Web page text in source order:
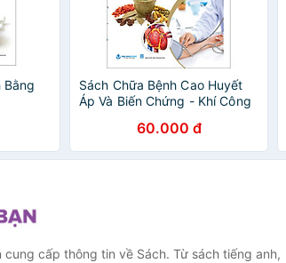
Bằng
Sách Chữa Bệnh Cao Huyết
Áp Và Biến Chứng - Khí Công
60.000 đ
cung cấp thông tin về Sách. Từ sách tiếng anh,